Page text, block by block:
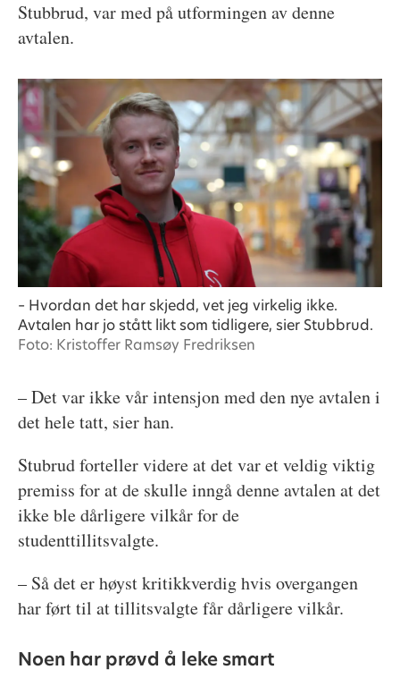
Stubbrud, var med på utformingen av denne
avtalen.
– Hvordan det har skjedd, vet jeg virkelig ikke.
Avtalen har jo stått likt som tidligere, sier Stubbrud.
Foto: Kristoffer Ramsøy Fredriksen
– Det var ikke vår intensjon med den nye avtalen i
det hele tatt, sier han.
Stubrud forteller videre at det var et veldig viktig
premiss for at de skulle inngå denne avtalen at det
ikke ble dårligere vilkår for de
studenttillitsvalgte.
– Så det er høyst kritikkverdig hvis overgangen
har ført til at tillitsvalgte får dårligere vilkår.
Noen har prøvd å leke smart